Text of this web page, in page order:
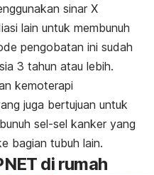
sinar X
lain untuk membunuh
pengobatan ini sudah
3 tahun atau lebih.
kemoterapi
juga bertujuan untuk
sel-sel kanker yang
bagian tubuh lain.
di rumah